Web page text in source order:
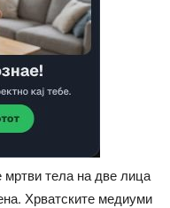
тела на две лица
Хрватските медиуми